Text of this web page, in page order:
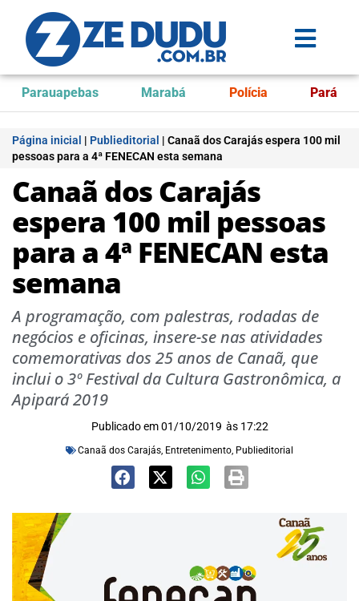
Parauapebas Marabá Polícia Pará
Página inicial | Publieditorial | Canaã dos Carajás espera 100 mil
pessoas para a 4ª FENECAN esta semana
Canaã dos Carajás
espera 100 mil pessoas
para a 4ª FENECAN esta
semana
A programação, com palestras, rodadas de
negócios e oficinas, insere-se nas atividades
comemorativas dos 25 anos de Canaã, que
inclui o 3º Festival da Cultura Gastronômica, a
Apipará 2019
Publicado em 01/10/2019 às 17:22
Canaã dos Carajás, Entretenimento, Publieditorial